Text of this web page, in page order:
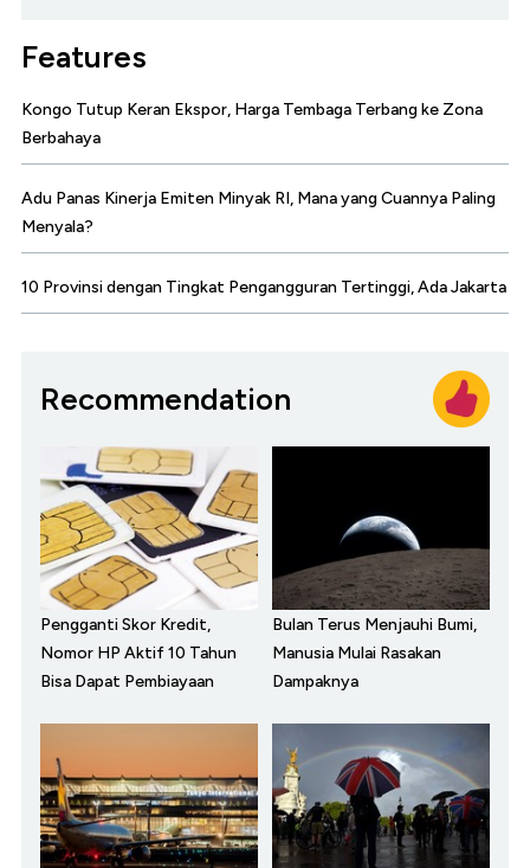
Features
Kongo Tutup Keran Ekspor, Harga Tembaga Terbang ke Zona
Berbahaya
Adu Panas Kinerja Emiten Minyak RI, Mana yang Cuannya Paling
Menyala?
10 Provinsi dengan Tingkat Pengangguran Tertinggi, Ada Jakarta
Recommendation
Pengganti Skor Kredit,
Nomor HP Aktif 10 Tahun
Bisa Dapat Pembiayaan
Bulan Terus Menjauhi Bumi,
Manusia Mulai Rasakan
Dampaknya